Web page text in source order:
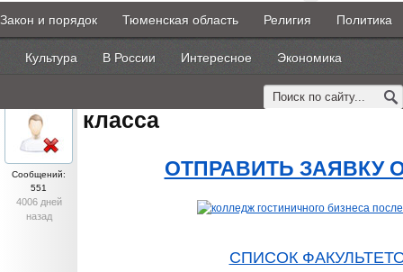
Главная Новости Объявления КНИГИ ВестиNet
Каталоги 9PS Прочее
Закон и порядок Тюменская область Религия Политика
Культура В России Интересное Экономика
колледж гостиничного бизнеса после 9 класса
- 20 августа 2015, четверг
oblachkovoe
Сообщений:
551
4006 дней
назад
колледж гостиничного
класса
ОТПРАВИТЬ ЗАЯВКУ
СПИСОК